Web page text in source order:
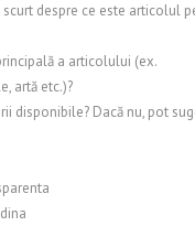
despre ce este articolul
a articolului (ex.
artă etc.)?
disponibile? Dacă nu, pot